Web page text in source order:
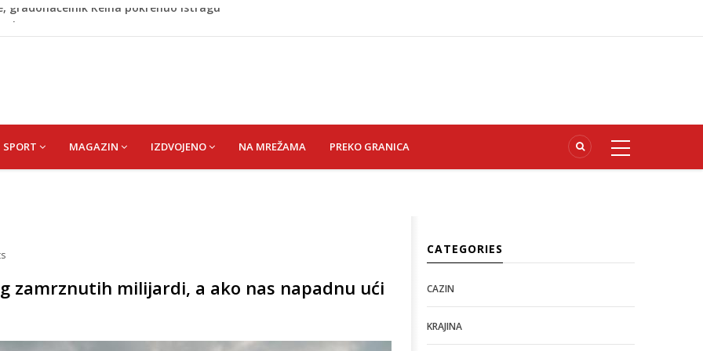
Vatrogasci nadljudskim naporima spriječili veću
Kadira
gradonačelnik Kelna pokrenuo istragu
SPORT MAGAZIN IZDVOJENO NA MREŽAMA PREKO GRANICA
zamrznutih milijardi, a ako nas napadnu ući
CATEGORIES
CAZIN
KRAJINA